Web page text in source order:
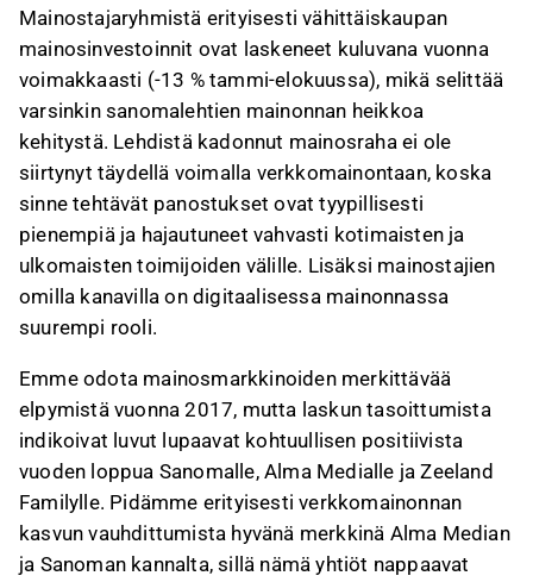
Mainostajaryhmistä erityisesti vähittäiskaupan
mainosinvestoinnit ovat laskeneet kuluvana vuonna
voimakkaasti (-13 % tammi-elokuussa), mikä selittää
varsinkin sanomalehtien mainonnan heikkoa
kehitystä. Lehdistä kadonnut mainosraha ei ole
siirtynyt täydellä voimalla verkkomainontaan, koska
sinne tehtävät panostukset ovat tyypillisesti
pienempiä ja hajautuneet vahvasti kotimaisten ja
ulkomaisten toimijoiden välille. Lisäksi mainostajien
omilla kanavilla on digitaalisessa mainonnassa
suurempi rooli.
Emme odota mainosmarkkinoiden merkittävää
elpymistä vuonna 2017, mutta laskun tasoittumista
indikoivat luvut lupaavat kohtuullisen positiivista
vuoden loppua Sanomalle, Alma Medialle ja Zeeland
Familylle. Pidämme erityisesti verkkomainonnan
kasvun vauhdittumista hyvänä merkkinä Alma Median
ja Sanoman kannalta, sillä nämä yhtiöt nappaavat